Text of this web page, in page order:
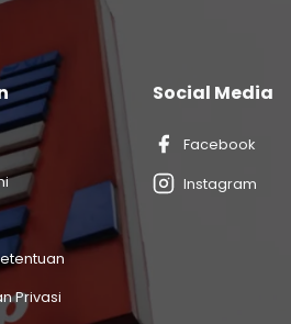
Privasi
Social Media
Facebook
Instagram